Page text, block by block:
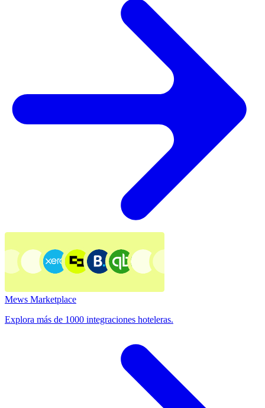
Mews Marketplace
Explora más de 1000 integraciones hoteleras.